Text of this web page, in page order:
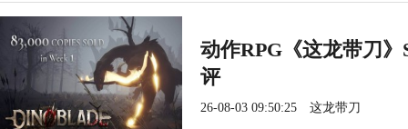
动作RPG《这龙带刀
评
26-08-03 09:50:25 这龙带刀